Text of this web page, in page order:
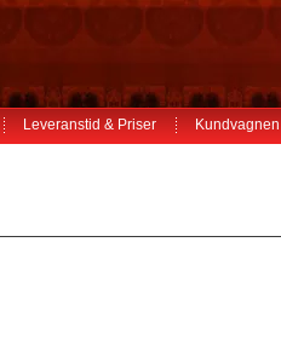
Leveranstid & Priser Kundvagnen